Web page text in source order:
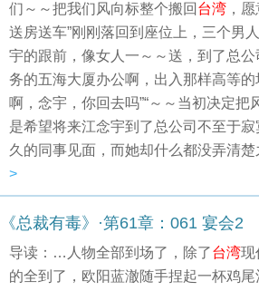
们～～把我们风向标整个搬回 台湾 ，
送房送车”刚刚落回到座位上，三个男
宇的跟前，像女人一～～送，到了总
务的五海大厦办公啊，出入那样高等
啊，念宇，你回去吗”“～～当初决定把
是希望将来江念宇到了总公司不至于
久的同事见面，而她却什么都没弄清
>
《总裁有毒》·第61章：061 宴会2
导读：…人物全部到场了，除了台湾现
的全到了，欧阳蓝澈随手捏起一杯鸡